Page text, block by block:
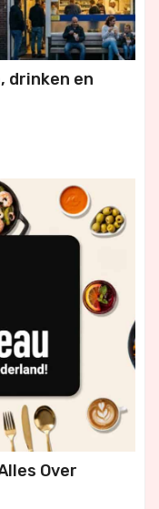
drinken en
Over